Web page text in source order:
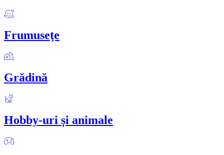
Frumuseţe
Grădină
Hobby-uri și animale